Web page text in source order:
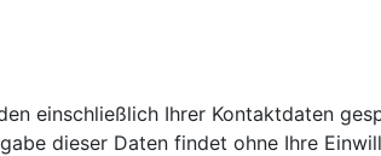
einschließlich Ihrer Kontaktdaten
dieser Daten findet ohne Ihre